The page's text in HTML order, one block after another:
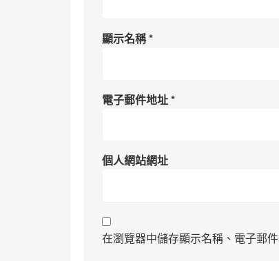
顯示名稱*
電子郵件地址*
個人網站網址
在瀏覽器中儲存顯示名稱、電子郵